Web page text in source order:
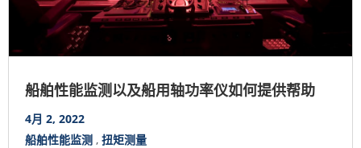
船舶性能监测以及船用轴功率仪如何提供帮助
4月 2, 2022
船舶性能监测 , 扭矩测量